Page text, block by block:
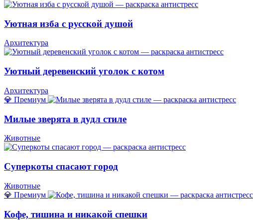
Уютная изба с русской душой
Архитектура
Уютный деревенский уголок с котом
Архитектура
💎 Премиум
Милые зверята в дудл стиле
Животные
Суперкоты спасают город
Животные
💎 Премиум
Кофе, тишина и никакой спешки